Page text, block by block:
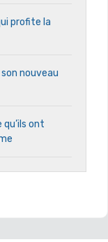
profite la
nouveau
qu’ils ont